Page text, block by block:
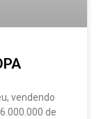
vendendo
de